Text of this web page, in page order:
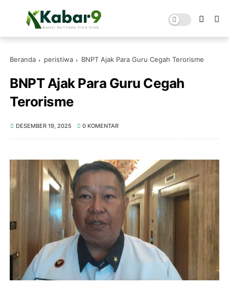
Beranda peristiwa BNPT Ajak Para Guru Cegah Terorisme
BNPT Ajak Para Guru Cegah
Terorisme
DESEMBER 19, 2025 0 KOMENTAR